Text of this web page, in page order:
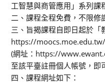
工智慧與商管應用」系列課
二、課程全程免費，不限修
三、旨揭課程自即日起於「
https://
(網址：https://
至該平臺註冊個人帳號，即
四、課程網址如下：